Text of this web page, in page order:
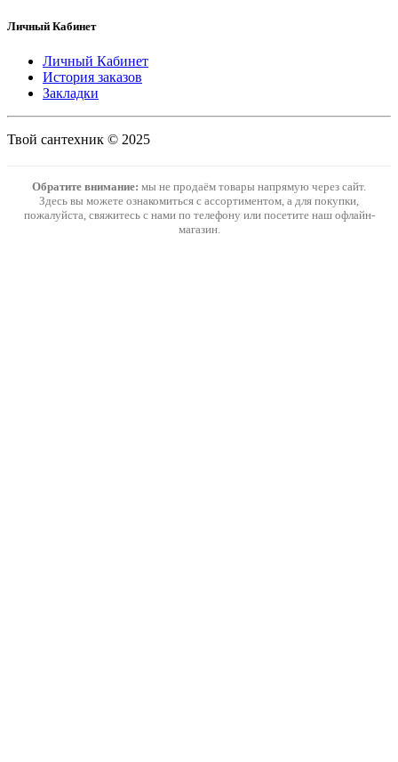
Личный Кабинет
Личный Кабинет
История заказов
Закладки
Твой сантехник © 2025
Обратите внимание: мы не продаём товары напрямую через сайт.
Здесь вы можете ознакомиться с ассортиментом, а для покупки,
пожалуйста, свяжитесь с нами по телефону или посетите наш офлайн-
магазин.